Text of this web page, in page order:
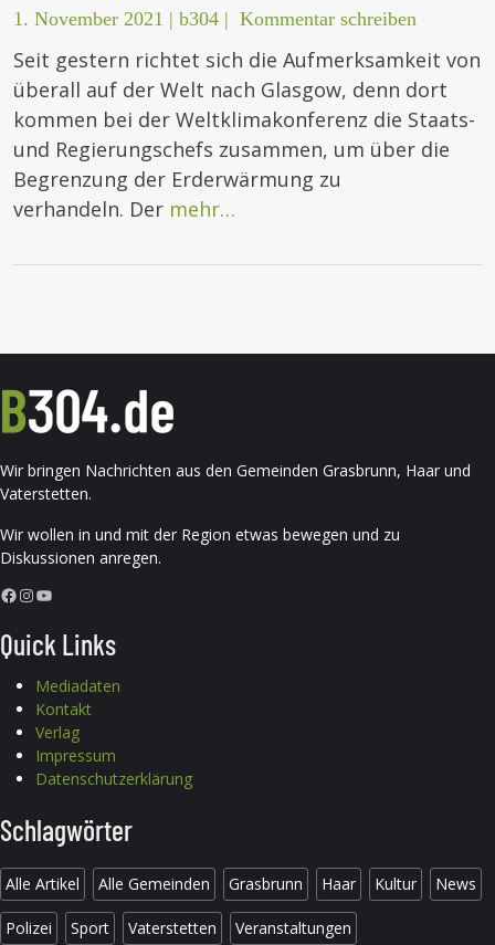
1. November 2021 | b304 | Kommentar schreiben
Seit gestern richtet sich die Aufmerksamkeit von
überall auf der Welt nach Glasgow, denn dort
kommen bei der Weltklimakonferenz die Staats-
und Regierungschefs zusammen, um über die
Begrenzung der Erderwärmung zu
verhandeln. Der mehr…
Wir bringen Nachrichten aus den Gemeinden Grasbrunn, Haar und
Vaterstetten.
Wir wollen in und mit der Region etwas bewegen und zu
Diskussionen anregen.
Facebook InstagramYouTube
Quick Links
Mediadaten
Kontakt
Verlag
Impressum
Datenschutzerklärung
Schlagwörter
Alle Artikel Alle Gemeinden Grasbrunn Haar Kultur News
Polizei Sport Vaterstetten Veranstaltungen